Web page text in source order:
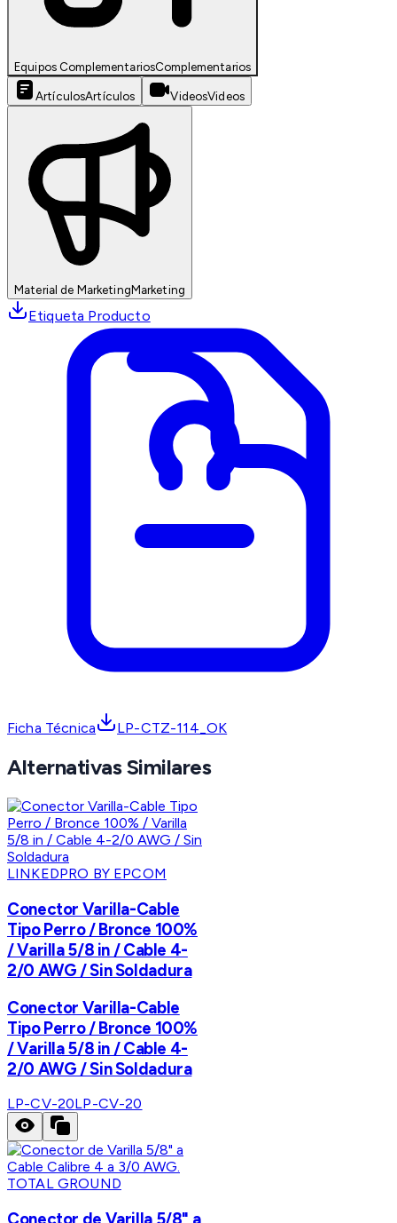
Equipos ComplementariosComplementarios
ArtículosArtículos VideosVideos
Material de MarketingMarketing
Etiqueta Producto
Ficha Técnica LP-CTZ-114_OK
Alternativas Similares
LINKEDPRO BY EPCOM
Conector Varilla-Cable
Tipo Perro / Bronce 100%
/ Varilla 5/8 in / Cable 4-
2/0 AWG / Sin Soldadura
Conector Varilla-Cable
Tipo Perro / Bronce 100%
/ Varilla 5/8 in / Cable 4-
2/0 AWG / Sin Soldadura
LP-CV-20LP-CV-20
TOTAL GROUND